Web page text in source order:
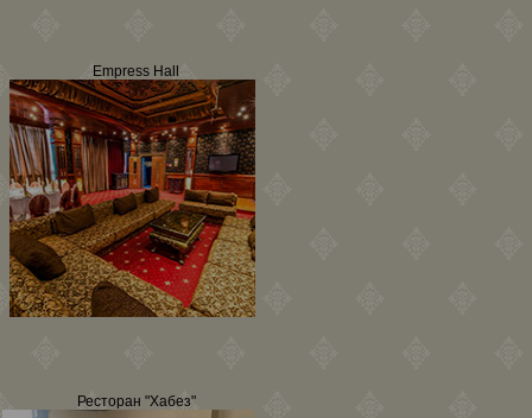
Empress Hall
Ресторан "Хабез"